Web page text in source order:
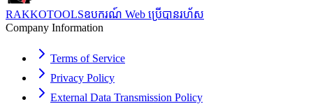
RAKKOTOOLSឧបករណ៍ Web ប្រើបានរហ័ស
Company Information
Terms of Service
Privacy Policy
External Data Transmission Policy